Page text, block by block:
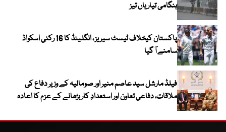
ہنگامی تیاریاں تیز
پاکستان کیخلاف ٹیسٹ سیریز ، انگلینڈ کا 16 رکنی اسکواڈ
سامنے آ گیا
فیلڈ مارشل سید عاصم منیر اور صومالیہ کے وزیر دفاع کی
ملاقات، دفاعی تعاون اور استعدادِ کار بڑھانے کے عزم کا اعادہ